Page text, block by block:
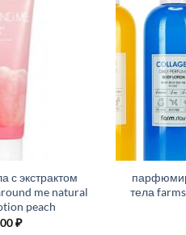
с экстрактом
me natural
peach
₽
тела